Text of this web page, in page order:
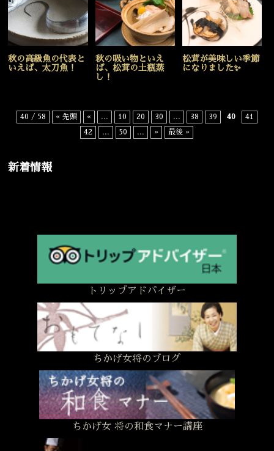
秋の高級魚の代表と
いえば、太刀魚！
秋の吸い物といえ
ば、松茸の土瓶蒸
し！
松茸が美味しい季節
になりました✨
40 / 58 « 先頭 « ... 10 20 30 ... 38 39 40 41
42 ... 50 ... » 最後 »
新着情報
トリップアドバイザー
ちかげ女将のブログ
ちかげ女 将の和食マナー講座